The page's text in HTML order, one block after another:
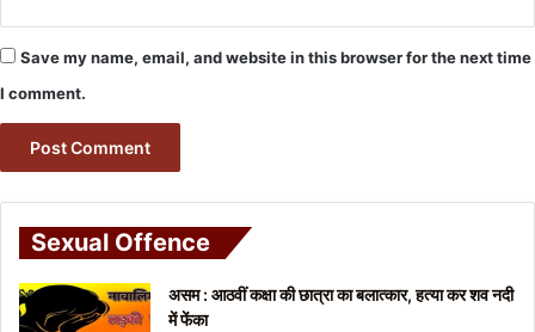
Save my name, email, and website in this browser for the next time
I comment.
Sexual Offence
असम : आठवीं कक्षा की छात्रा का बलात्कार, हत्या कर शव नदी
में फेंका